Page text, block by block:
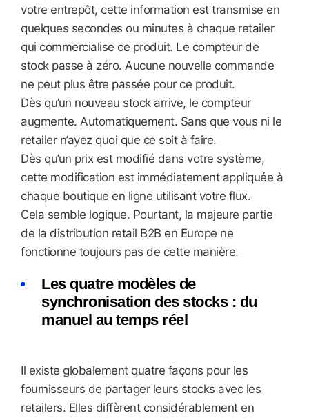
votre entrepôt, cette information est transmise en
quelques secondes ou minutes à chaque retailer
qui commercialise ce produit. Le compteur de
stock passe à zéro. Aucune nouvelle commande
ne peut plus être passée pour ce produit.
Dès qu’un nouveau stock arrive, le compteur
augmente. Automatiquement. Sans que vous ni le
retailer n’ayez quoi que ce soit à faire.
Dès qu’un prix est modifié dans votre système,
cette modification est immédiatement appliquée à
chaque boutique en ligne utilisant votre flux.
Cela semble logique. Pourtant, la majeure partie
de la distribution retail B2B en Europe ne
fonctionne toujours pas de cette manière.
Les quatre modèles de
synchronisation des stocks : du
manuel au temps réel
Il existe globalement quatre façons pour les
fournisseurs de partager leurs stocks avec les
retailers. Elles diffèrent considérablement en